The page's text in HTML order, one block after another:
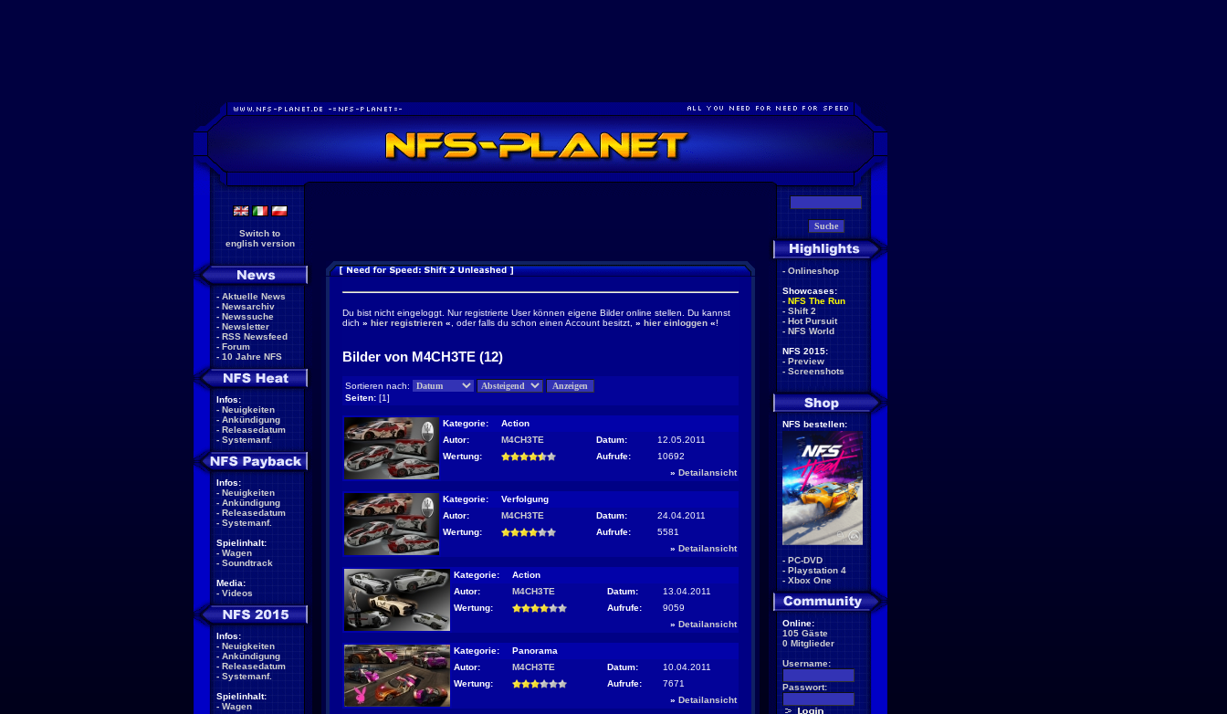
Switch to
english version
- Aktuelle News
- Newsarchiv
- Newssuche
- Newsletter
- RSS Newsfeed
- Forum
- 10 Jahre NFS
Infos:
- Neuigkeiten
- Ankündigung
- Releasedatum
- Systemanf.
Infos:
- Neuigkeiten
- Ankündigung
- Releasedatum
- Systemanf.
Spielinhalt:
- Wagen
- Soundtrack
Media:
- Videos
Infos:
- Neuigkeiten
- Ankündigung
- Releasedatum
- Systemanf.
Spielinhalt:
- Wagen
Du bist nicht eingeloggt. Nur registrierte User können eigene Bilder online stellen. Du kannst
dich » hier registrieren « , oder falls du schon einen Account besitzt, » hier einloggen «!
Bilder von M4CH3TE (12)
Sortieren nach:
Seiten: [1]
Kategorie:
Action
Autor:
M4CH3TE Datum:
12.05.2011
Wertung:
Aufrufe:
10692
» Detailansicht
Kategorie:
Verfolgung
Autor:
M4CH3TE Datum:
24.04.2011
Wertung:
Aufrufe:
5581
» Detailansicht
Kategorie:
Action
Autor:
M4CH3TE Datum:
13.04.2011
Wertung:
Aufrufe:
9059
» Detailansicht
Kategorie:
Panorama
Autor:
M4CH3TE Datum:
10.04.2011
Wertung:
Aufrufe:
7671
» Detailansicht
- Onlineshop
Showcases:
- NFS The Run
- Shift 2
- Hot Pursuit
- NFS World
NFS 2015:
- Preview
- Screenshots
NFS bestellen:
- PC-DVD
- Playstation 4
- Xbox One
Online:
105 Gäste
0 Mitglieder
Username:
Passwort: